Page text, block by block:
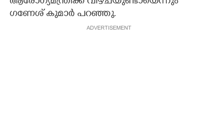
ഗണേശ് കുമാർ പറഞ്ഞു.
ADVERTISEMENT